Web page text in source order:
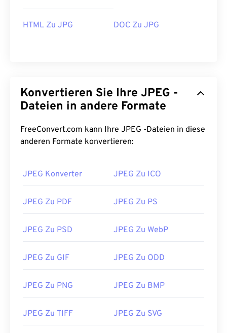
HTML Zu JPG DOC Zu JPG
Konvertieren Sie Ihre JPEG -
Dateien in andere Formate
FreeConvert.com kann Ihre JPEG -Dateien in diese
anderen Formate konvertieren:
JPEG Konverter JPEG Zu ICO
JPEG Zu PDF JPEG Zu PS
JPEG Zu PSD JPEG Zu WebP
JPEG Zu GIF JPEG Zu ODD
JPEG Zu PNG JPEG Zu BMP
JPEG Zu TIFF JPEG Zu SVG